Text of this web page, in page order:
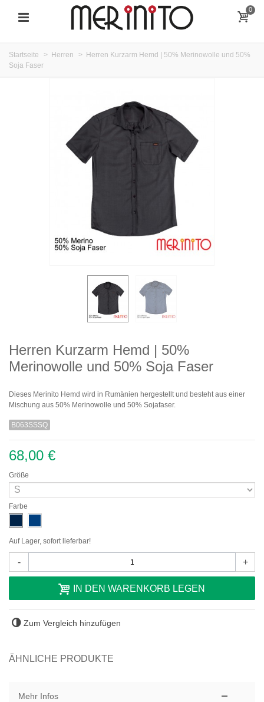
0
Startseite > Herren > Herren Kurzarm Hemd | 50% Merinowolle und 50%
Soja Faser
Herren Kurzarm Hemd | 50%
Merinowolle und 50% Soja Faser
Dieses Merinito Hemd wird in Rumänien hergestellt und besteht aus einer
Mischung aus 50% Merinowolle und 50% Sojafaser.
B063SSSQ
68,00 €
Größe
Farbe
Auf Lager, sofort lieferbar!
- +
IN DEN WARENKORB LEGEN
Zum Vergleich hinzufügen
ÄHNLICHE PRODUKTE
Mehr Infos